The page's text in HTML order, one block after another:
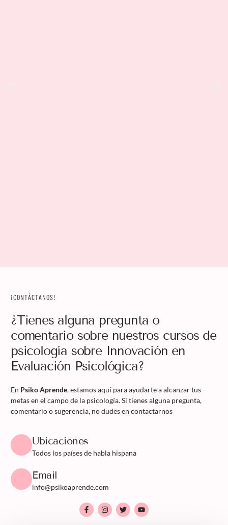
¡CONTÁCTANOS!
¿Tienes alguna pregunta o
comentario sobre nuestros cursos de
psicología sobre Innovación en
Evaluación Psicológica?
En Psiko Aprende, estamos aquí para ayudarte a alcanzar tus
metas en el campo de la psicología. Si tienes alguna pregunta,
comentario o sugerencia, no dudes en contactarnos
Ubicaciones
Todos los países de habla hispana
Email
info@psikoaprende.com